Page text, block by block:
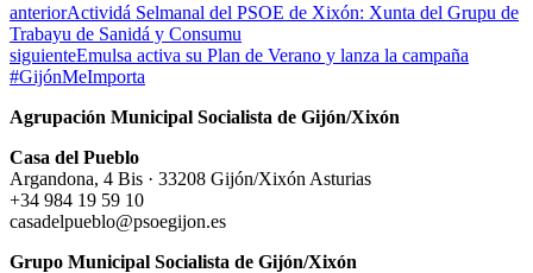
anteriorActividá Selmanal del PSOE de Xixón: Xunta del Grupu de
Trabayu de Sanidá y Consumu
siguienteEmulsa activa su Plan de Verano y lanza la campaña
#GijónMeImporta
Agrupación Municipal Socialista de Gijón/Xixón
Casa del Pueblo
Argandona, 4 Bis · 33208 Gijón/Xixón Asturias
+34 984 19 59 10
casadelpueblo@psoegijon.es
Grupo Municipal Socialista de Gijón/Xixón